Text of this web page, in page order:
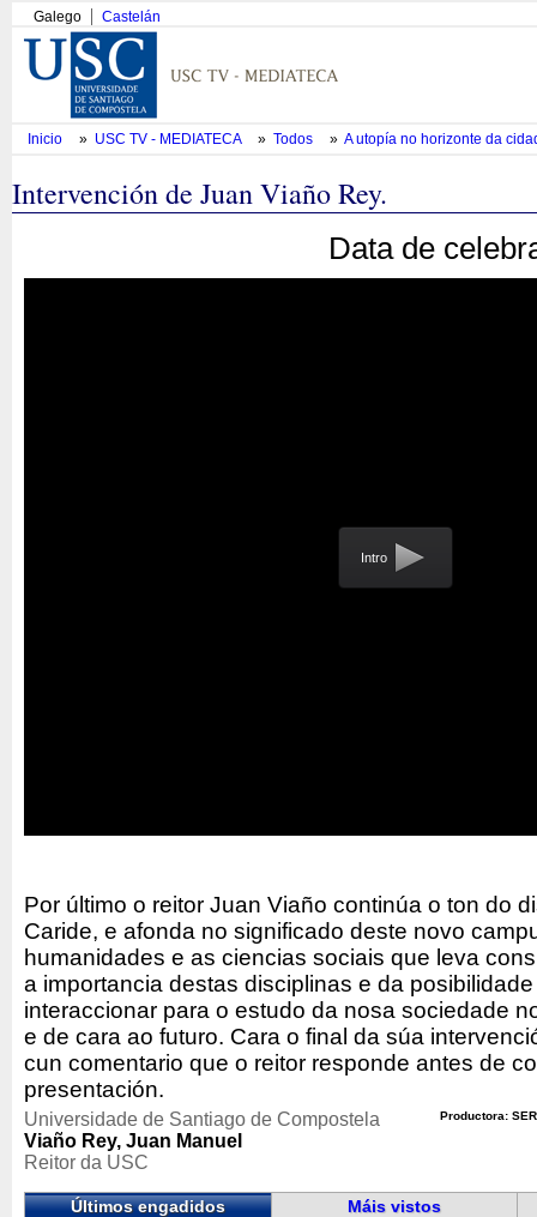
Galego Castelán
Inicio » USC TV - MEDIATECA » Todos » A utopía no horizonte da
Intervención de Juan Viaño Rey.
Data de
Intro
Por último o reitor Juan Viaño continúa o ton do
Caride, e afonda no significado deste novo
humanidades e as ciencias sociais que leva
a importancia destas disciplinas e da
interaccionar para o estudo da nosa sociedade
e de cara ao futuro. Cara o final da súa
cun comentario que o reitor responde antes de
presentación.
Productora:
Universidade de Santiago de Compostela
Viaño Rey, Juan Manuel
Reitor da USC
Últimos engadidos Máis vistos